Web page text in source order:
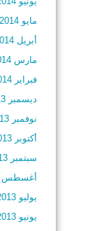
مايو 2014
أبريل 2014
مارس 2014
فبراير 2014
ديسمبر 2013
نوفمبر 2013
أكتوبر 2013
سبتمبر 2013
أغسطس 2013
يوليو 2013
يونيو 2013